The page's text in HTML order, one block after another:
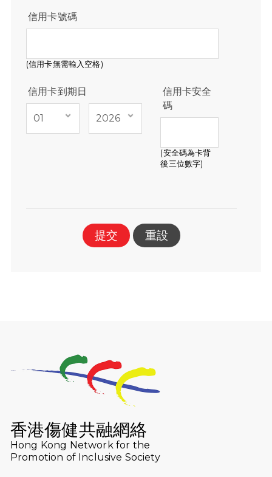
信用卡號碼
(信用卡無需輸入空格)
信用卡到期日
信用卡安全
碼
(安全碼為卡背
後三位數字)
提交 重設
香港傷健共融網絡
Hong Kong Network for the
Promotion of Inclusive Society